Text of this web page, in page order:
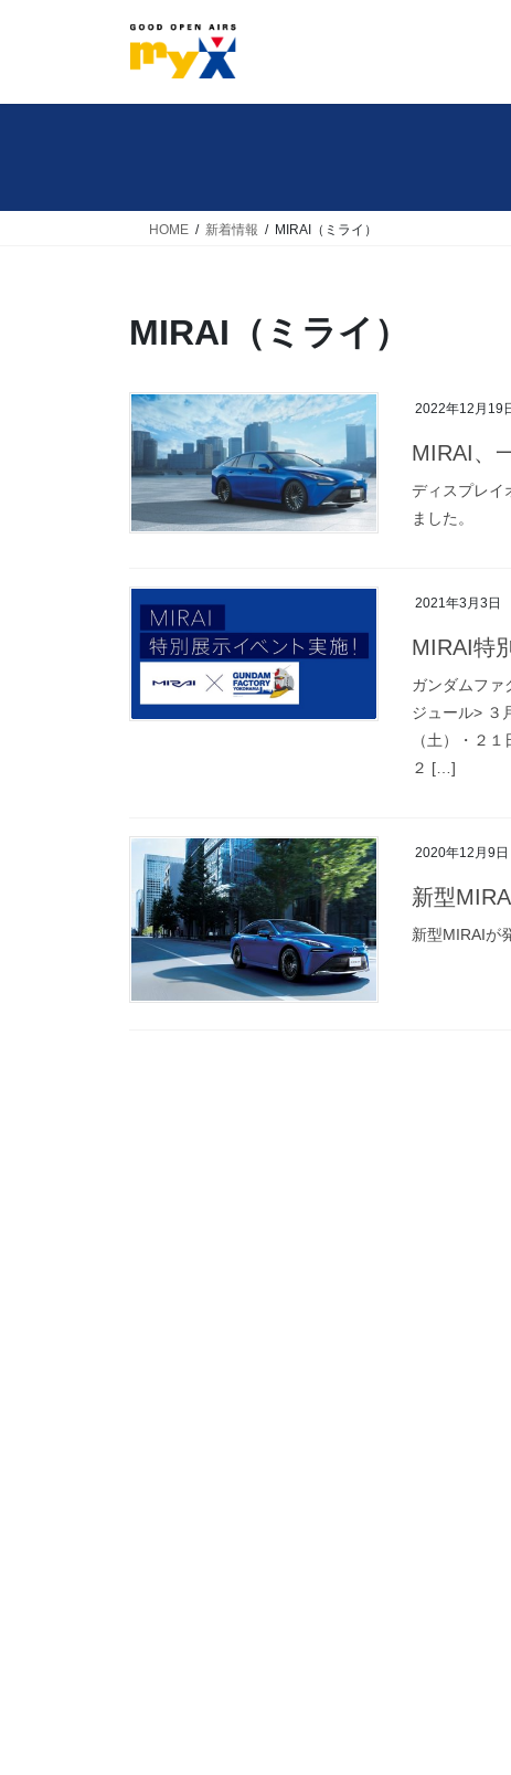
ン
ー
HOME 新着情報 MIRAI（ミライ）
MIRAI（ミライ）
2022年12月19
MIRAI、
ディスプレイ
ました。
2021年3月3日
MIRAI特
ガンダムファ
ジュール> ３
（土）・２
２ […]
2020年12月9日
新型
新型MIRAIが